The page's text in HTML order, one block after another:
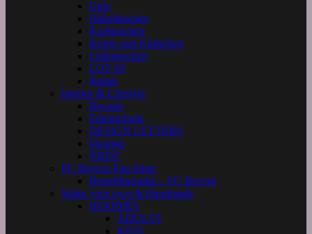
Girls
Häkeltaschen
Korbtaschen
Körbe und Körbchen
Ledertaschen
LOT 83
Rattan
Interior & Lifestyle
Bavaria
Eulenschnitt
DESIGN LETTERS
kknekki
NBDC
FC Bayern Fan-Shop
Bestellformular – FC Bayern
Make your own & Handmade
HOODIES
ADULTS
KIDS